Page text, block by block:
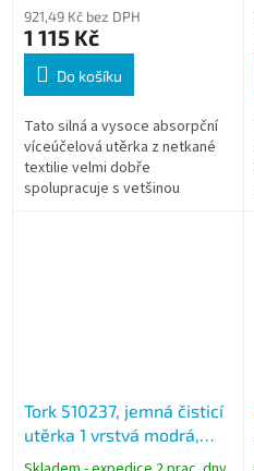
921,49 Kč bez DPH
1 115 Kč
Do košíku
Tato silná a vysoce absorpční
víceúčelová utěrka z netkané
textilie velmi dobře
spolupracuje s vetšinou
Tork 510237, jemná čisticí
utěrka 1 vrstvá modrá,
400 útržků, W1 W2 W3,